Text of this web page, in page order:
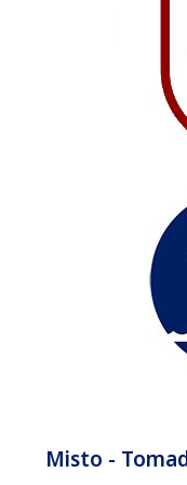
Misto -